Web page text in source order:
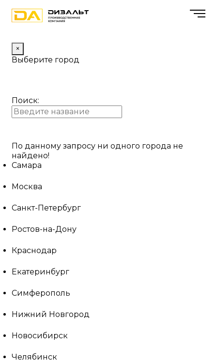
×
Выберите город
Поиск:
По данному запросу ни одного города не
найдено!
Самара
Москва
Санкт-Петербург
Ростов-на-Дону
Краснодар
Екатеринбург
Симферополь
Нижний Новгород
Новосибирск
Челябинск